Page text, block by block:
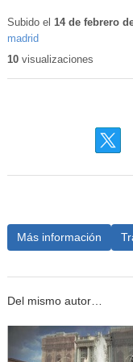
educativo
Subido el 14 de febrero
madrid
10visualizaciones
Más información
Del mismo autor…